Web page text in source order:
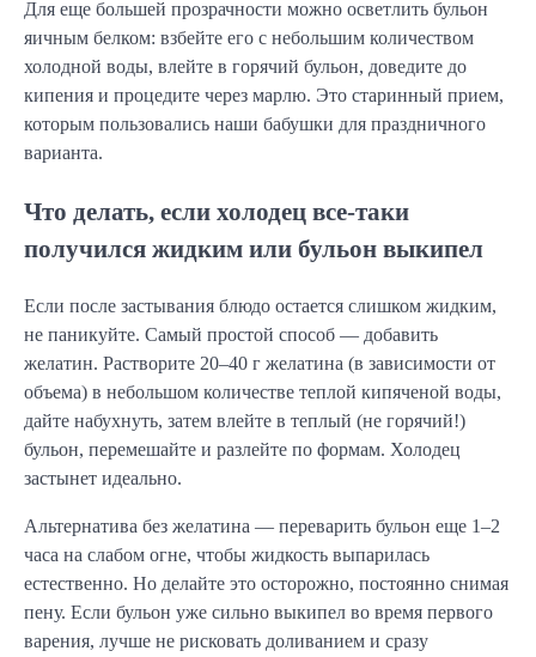
Для еще большей прозрачности можно осветлить бульон
яичным белком: взбейте его с небольшим количеством
холодной воды, влейте в горячий бульон, доведите до
кипения и процедите через марлю. Это старинный прием,
которым пользовались наши бабушки для праздничного
варианта.
Что делать, если холодец все-таки
получился жидким или бульон выкипел
Если после застывания блюдо остается слишком жидким,
не паникуйте. Самый простой способ — добавить
желатин. Растворите 20–40 г желатина (в зависимости от
объема) в небольшом количестве теплой кипяченой воды,
дайте набухнуть, затем влейте в теплый (не горячий!)
бульон, перемешайте и разлейте по формам. Холодец
застынет идеально.
Альтернатива без желатина — переварить бульон еще 1–2
часа на слабом огне, чтобы жидкость выпарилась
естественно. Но делайте это осторожно, постоянно снимая
пену. Если бульон уже сильно выкипел во время первого
варения, лучше не рисковать доливанием и сразу